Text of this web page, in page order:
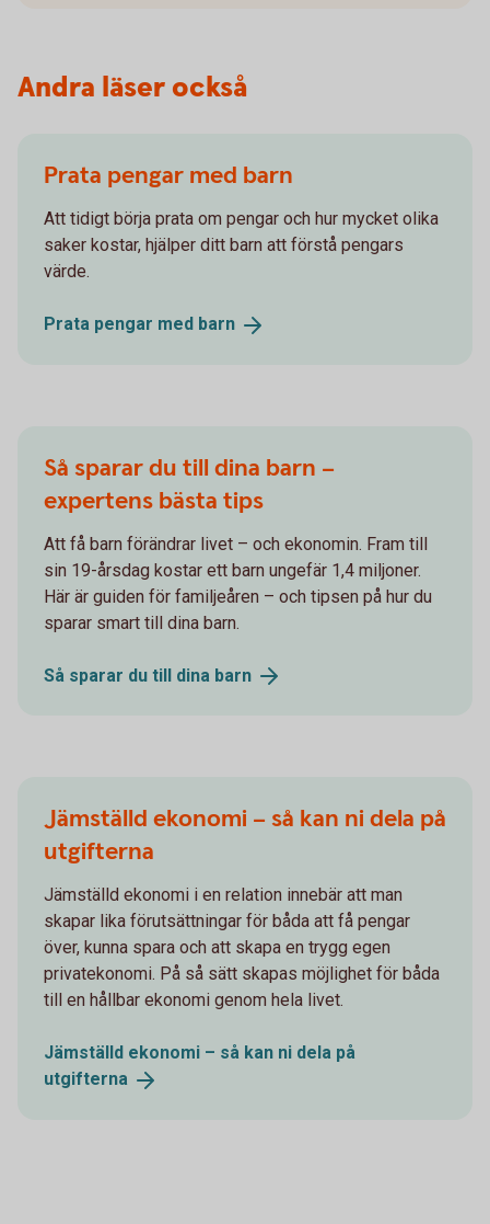
Andra läser också
Prata pengar med barn
Att tidigt börja prata om pengar och hur mycket olika
saker kostar, hjälper ditt barn att förstå pengars
värde.
Prata pengar med barn
Så sparar du till dina barn –
expertens bästa tips
Att få barn förändrar livet – och ekonomin. Fram till
sin 19-årsdag kostar ett barn ungefär 1,4 miljoner.
Här är guiden för familjeåren – och tipsen på hur du
sparar smart till dina barn.
Så sparar du till dina barn
Jämställd ekonomi – så kan ni dela på
utgifterna
Jämställd ekonomi i en relation innebär att man
skapar lika förutsättningar för båda att få pengar
över, kunna spara och att skapa en trygg egen
privatekonomi. På så sätt skapas möjlighet för båda
till en hållbar ekonomi genom hela livet.
Jämställd ekonomi – så kan ni dela på
utgifterna